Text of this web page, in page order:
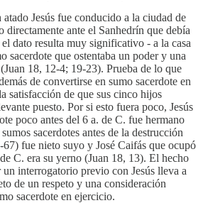
Jesús fue conducido a la ciudad de
directamente ante el Sanhedrín que debía
dato resulta muy significativo - a la casa
sacerdote que ostentaba un poder y una
18, 12-4; 19-23). Prueba de lo que
de convertirse en sumo sacerdote en
satisfacción de que sus cinco hijos
puesto. Por si esto fuera poco, Jesús
poco antes del 6 a. de C. fue hermano
sacerdotes antes de la destrucción
fue nieto suyo y José Caifás que ocupó
C. era su yerno (Juan 18, 13). El hecho
un interrogatorio previo con Jesús lleva a
de un respeto y una consideración
sacerdote en ejercicio.